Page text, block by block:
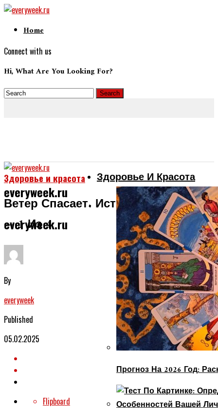
Home
Connect with us
Hi, What Are You Looking For?
everyweek.ru
everyweek.ru
Здоровье И Красота
Прогноз На 2026 Год:
Здоровье и красота
Ветер Спасает. История О Любви
— 1 Из 4
By
everyweek
Published
05.02.2025
Flipboard